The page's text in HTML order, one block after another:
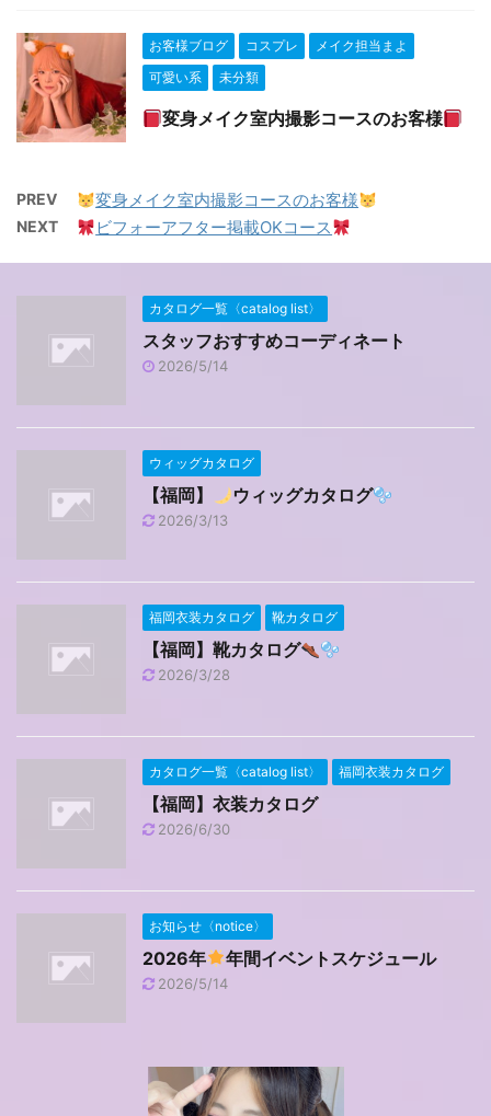
お客様ブログ コスプレ
メイク担当まよ
可愛い系
未分類
変身メイク室内撮影コースのお客様
PREV 変身メイク室内撮影コースのお客様
NEXT ビフォーアフター掲載OKコース
カタログ一覧〈catalog list〉
スタッフおすすめコーディネート
2026/5/14
ウィッグカタログ
【福岡】 ウィッグカタログ
2026/3/13
福岡衣装カタログ 靴カタログ
【福岡】靴カタログ
2026/3/28
カタログ一覧〈catalog list〉 福岡衣装カタログ
【福岡】衣装カタログ
2026/6/30
お知らせ〈notice〉
2026年 年間イベントスケジュール
2026/5/14